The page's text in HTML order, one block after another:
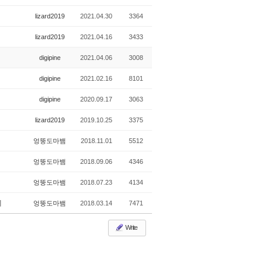
lizard2019 2021.04.30 3364
lizard2019 2021.04.16 3433
digipine 2021.04.06 3008
digipine 2021.02.16 8101
digipine 2020.09.17 3063
lizard2019 2019.10.25 3375
엉뚱도마뱀 2018.11.01 5512
엉뚱도마뱀 2018.09.06 4346
엉뚱도마뱀 2018.07.23 4134
엉뚱도마뱀 2018.03.14 7471
Write